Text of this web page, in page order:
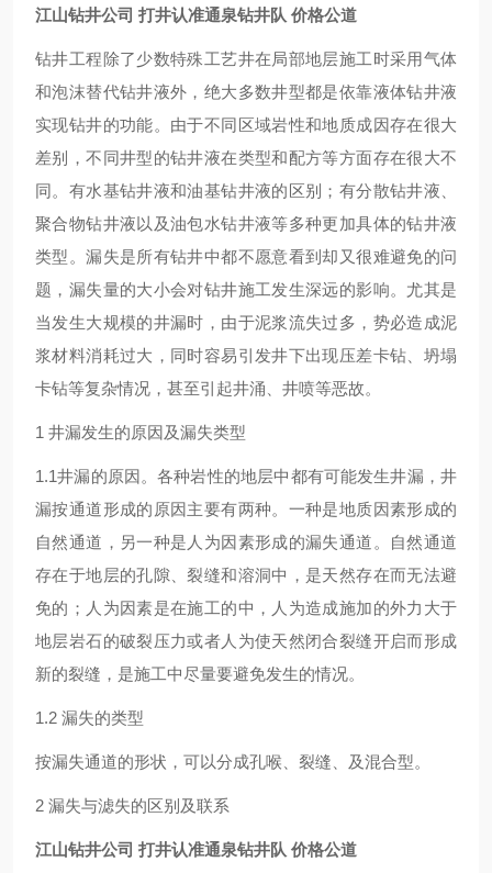
江山钻井公司 打井认准通泉钻井队 价格公道
钻井工程除了少数特殊工艺井在局部地层施工时采用气体
和泡沫替代钻井液外，绝大多数井型都是依靠液体钻井液
实现钻井的功能。由于不同区域岩性和地质成因存在很大
差别，不同井型的钻井液在类型和配方等方面存在很大不
同。有水基钻井液和油基钻井液的区别；有分散钻井液、
聚合物钻井液以及油包水钻井液等多种更加具体的钻井液
类型。漏失是所有钻井中都不愿意看到却又很难避免的问
题，漏失量的大小会对钻井施工发生深远的影响。尤其是
当发生大规模的井漏时，由于泥浆流失过多，势必造成泥
浆材料消耗过大，同时容易引发井下出现压差卡钻、坍塌
卡钻等复杂情况，甚至引起井涌、井喷等恶故。
1 井漏发生的原因及漏失类型
1.1井漏的原因。各种岩性的地层中都有可能发生井漏，井
漏按通道形成的原因主要有两种。一种是地质因素形成的
自然通道，另一种是人为因素形成的漏失通道。自然通道
存在于地层的孔隙、裂缝和溶洞中，是天然存在而无法避
免的；人为因素是在施工的中，人为造成施加的外力大于
地层岩石的破裂压力或者人为使天然闭合裂缝开启而形成
新的裂缝，是施工中尽量要避免发生的情况。
1.2 漏失的类型
按漏失通道的形状，可以分成孔喉、裂缝、及混合型。
2 漏失与滤失的区别及联系
江山钻井公司 打井认准通泉钻井队 价格公道